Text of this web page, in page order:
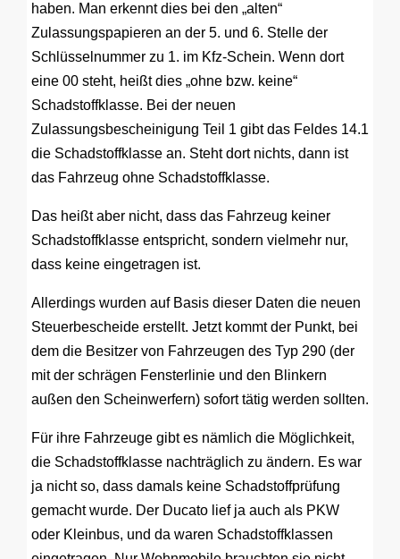
haben. Man erkennt dies bei den „alten“
Zulassungspapieren an der 5. und 6. Stelle der
Schlüsselnummer zu 1. im Kfz-Schein. Wenn dort
eine 00 steht, heißt dies „ohne bzw. keine“
Schadstoffklasse. Bei der neuen
Zulassungsbescheinigung Teil 1 gibt das Feldes 14.1
die Schadstoffklasse an. Steht dort nichts, dann ist
das Fahrzeug ohne Schadstoffklasse.
Das heißt aber nicht, dass das Fahrzeug keiner
Schadstoffklasse entspricht, sondern vielmehr nur,
dass keine eingetragen ist.
Allerdings wurden auf Basis dieser Daten die neuen
Steuerbescheide erstellt. Jetzt kommt der Punkt, bei
dem die Besitzer von Fahrzeugen des Typ 290 (der
mit der schrägen Fensterlinie und den Blinkern
außen den Scheinwerfern) sofort tätig werden sollten.
Für ihre Fahrzeuge gibt es nämlich die Möglichkeit,
die Schadstoffklasse nachträglich zu ändern. Es war
ja nicht so, dass damals keine Schadstoffprüfung
gemacht wurde. Der Ducato lief ja auch als PKW
oder Kleinbus, und da waren Schadstoffklassen